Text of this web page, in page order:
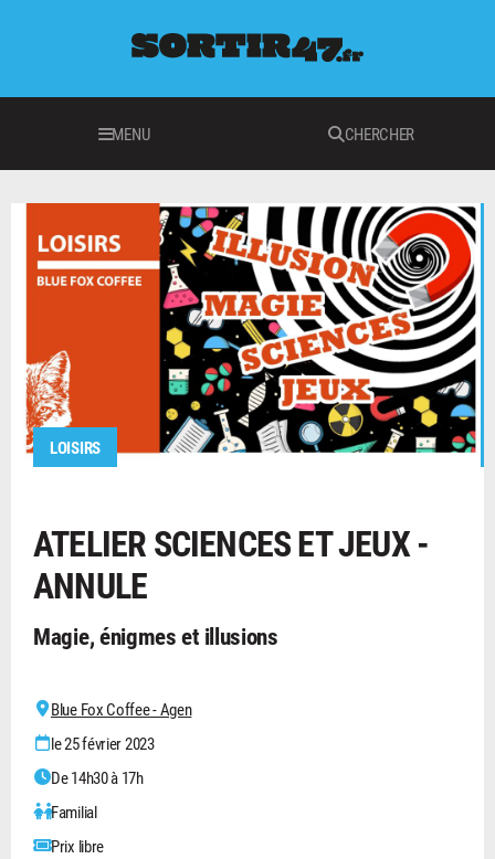
MENU CHERCHER
LOISIRS
ATELIER SCIENCES ET JEUX -
ANNULE
Magie, énigmes et illusions
Blue Fox Coffee - Agen
le 25 février 2023
De 14h30 à 17h
Familial
Prix libre